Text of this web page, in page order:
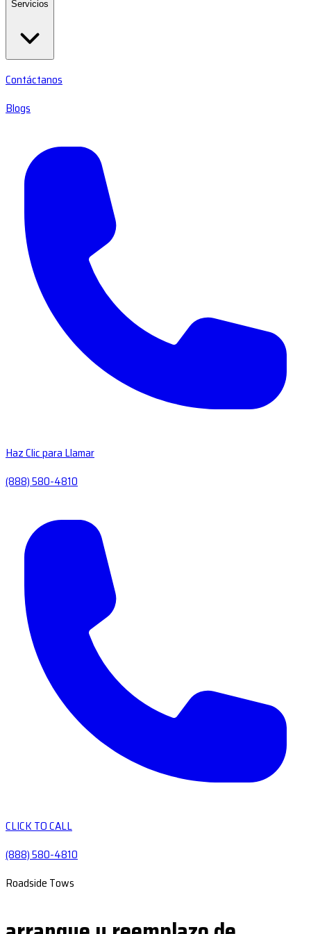
Servicios
Contáctanos
Blogs
Haz Clic para Llamar
(888) 580-4810
CLICK TO CALL
(888) 580-4810
Roadside Tows